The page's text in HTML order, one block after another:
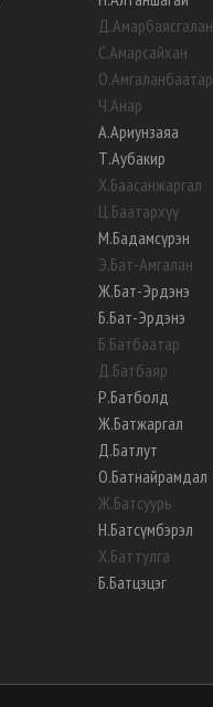
Д.Амарбаясгалан
С.Амарсайхан
О.Амгаланбаатар
Ч.Анар
А.Ариунзаяа
Т.Аубакир
Х.Баасанжаргал
Ц.Баатархүү
М.Бадамсүрэн
Э.Бат-Амгалан
Ж.Бат-Эрдэнэ
Б.Бат-Эрдэнэ
Б.Батбаатар
Д.Батбаяр
Р.Батболд
Ж.Батжаргал
Д.Батлут
О.Батнайрамдал
Ж.Батсуурь
Н.Батсүмбэрэл
Х.Баттулга
Б.Батцэцэг